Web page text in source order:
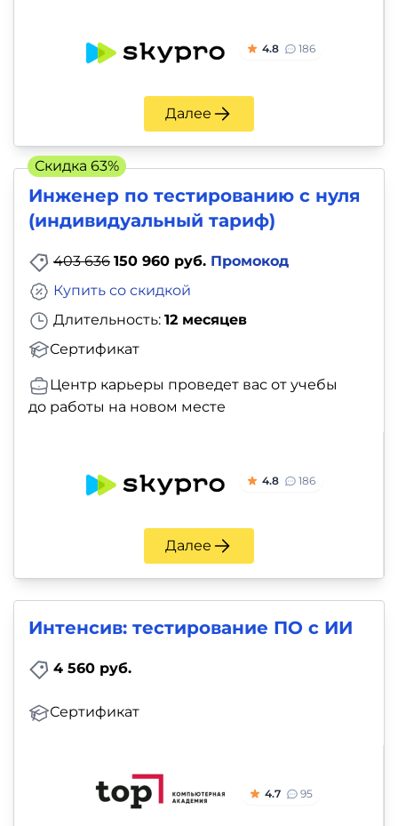
4.8 186
Далее
Инженер по тестированию с нуля
(индивидуальный тариф)
403 636 150 960 руб. Промокод
Длительность: 12 месяцев
Сертификат
Купить со скидкой
Центр карьеры проведет вас от учебы
до работы на новом месте
4.8 186
Далее
Скидка 63%
Интенсив: тестирование ПО с ИИ
4 560 руб.
Сертификат
4.7 95